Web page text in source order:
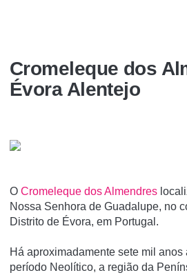
Cromeleque dos
Évora Alentejo
O Cromeleque dos Almendres
Nossa Senhora de Guadalupe, no
Distrito de Évora, em Portugal.
Há aproximadamente sete mil anos
período Neolítico, a região da